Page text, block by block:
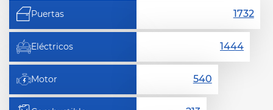
Puertas
Eléctricos
Motor